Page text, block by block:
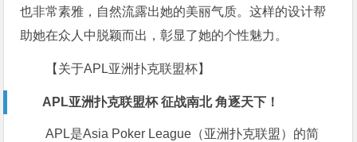
也非常素雅，自然流露出她的美丽气质。这样的设计帮
助她在众人中脱颖而出，彰显了她的个性魅力。
【关于APL亚洲扑克联盟杯】
APL亚洲扑克联盟杯 征战南北 角逐天下！
APL是Asia Poker League（亚洲扑克联盟）的简